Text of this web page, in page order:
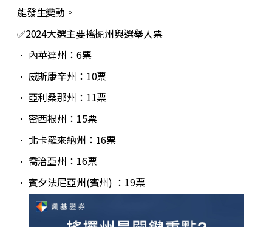
能發生變動。
✅2024大選主要搖擺州與選舉人票
• 內華達州：6票
• 威斯康辛州：10票
• 亞利桑那州：11票
• 密西根州：15票
• 北卡羅來納州：16票
• 喬治亞州：16票
• 賓夕法尼亞州(賓州) ：19票